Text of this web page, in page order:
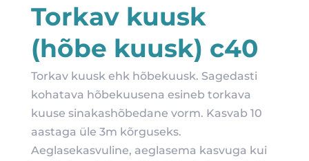
Torkav kuusk
(hõbe kuusk) c40
Torkav kuusk ehk hõbekuusk. Sagedasti
kohatava hõbekuusena esineb torkava
kuuse sinakashõbedane vorm. Kasvab 10
aastaga üle 3m kõrguseks.
Aeglasekasvuline, aeglasema kasvuga kui